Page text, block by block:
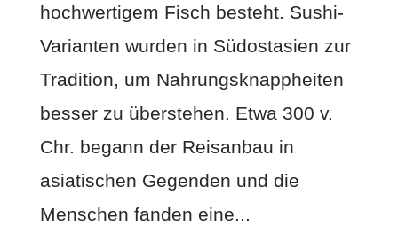
hochwertigem Fisch besteht. Sushi-
Varianten wurden in Südostasien zur
Tradition, um Nahrungsknappheiten
besser zu überstehen. Etwa 300 v.
Chr. begann der Reisanbau in
asiatischen Gegenden und die
Menschen fanden eine...